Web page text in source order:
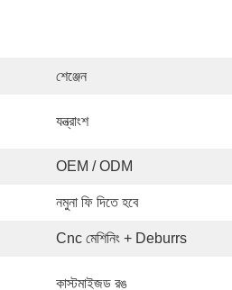
শেঞ্জেন
যন্ত্রাংশ
OEM / ODM
নমুনা ফি দিতে হবে
Cnc মেশিনিং + Deburrs
কাস্টমাইজড রঙ